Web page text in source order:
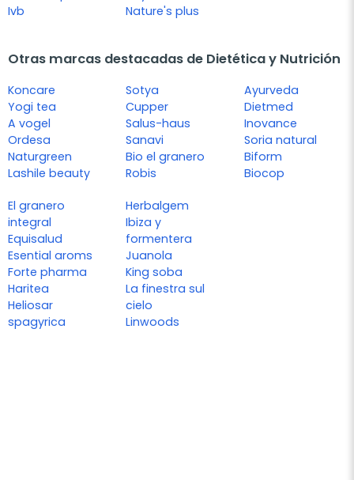
Ivb
Nature's plus
Otras marcas destacadas de Dietética y Nutrición
Koncare
Yogi tea
A vogel
Ordesa
Naturgreen
Lashile beauty
Sotya
Cupper
Salus-haus
Sanavi
Bio el granero
Robis
Ayurveda
Dietmed
Inovance
Soria natural
Biform
Biocop
El granero
integral
Equisalud
Esential aroms
Forte pharma
Haritea
Heliosar
spagyrica
Herbalgem
Ibiza y
formentera
Juanola
King soba
La finestra sul
cielo
Linwoods